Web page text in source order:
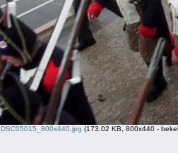
DSC05015_800x440.jpg (173.02 KB, 800x440 -